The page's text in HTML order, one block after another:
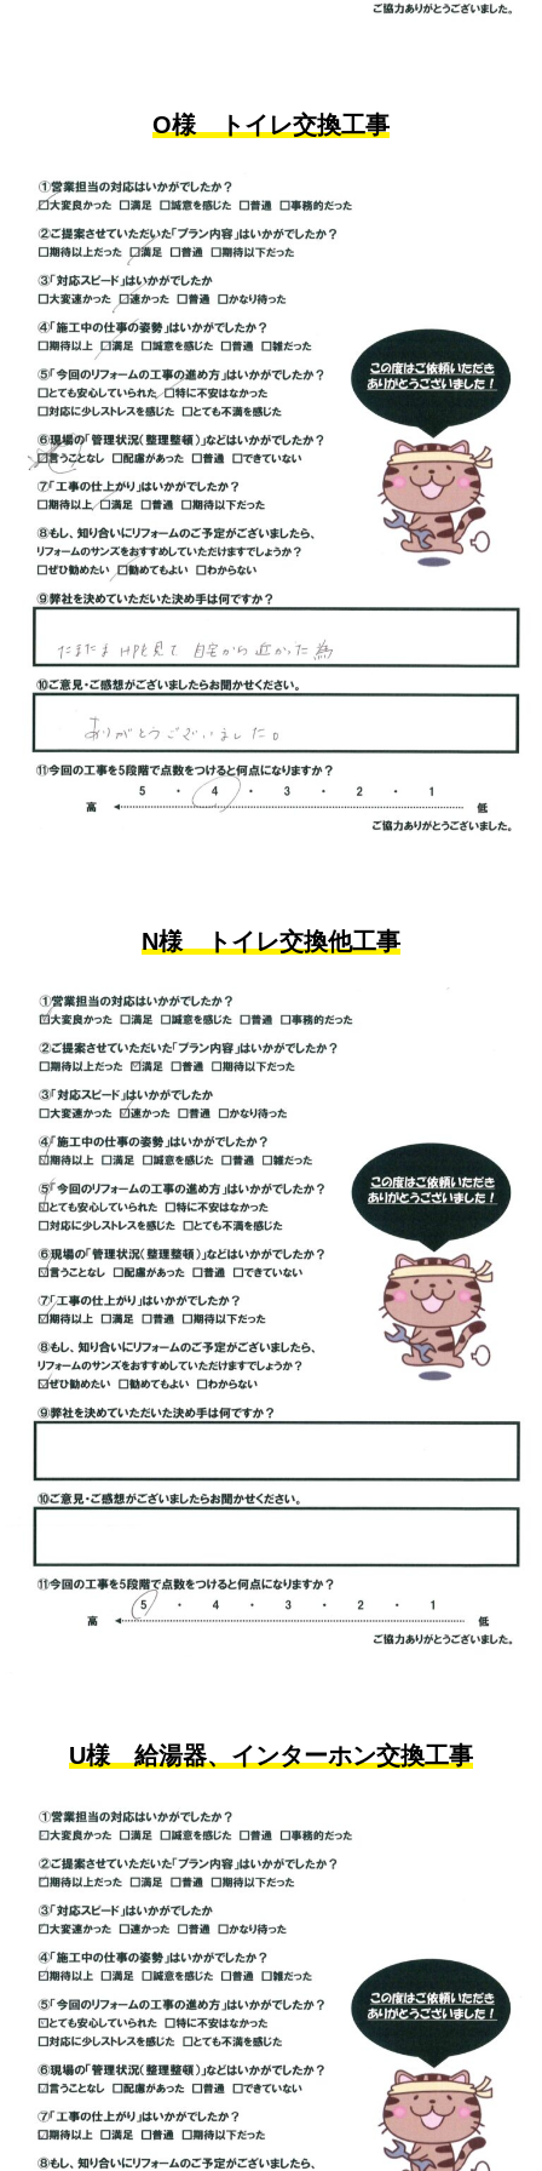
O様 トイレ交換工事
N様 トイレ交換他工事
U様 給湯器、インターホン交換工事